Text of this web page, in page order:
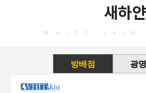
새하
WHITE SKIN
방배점 광